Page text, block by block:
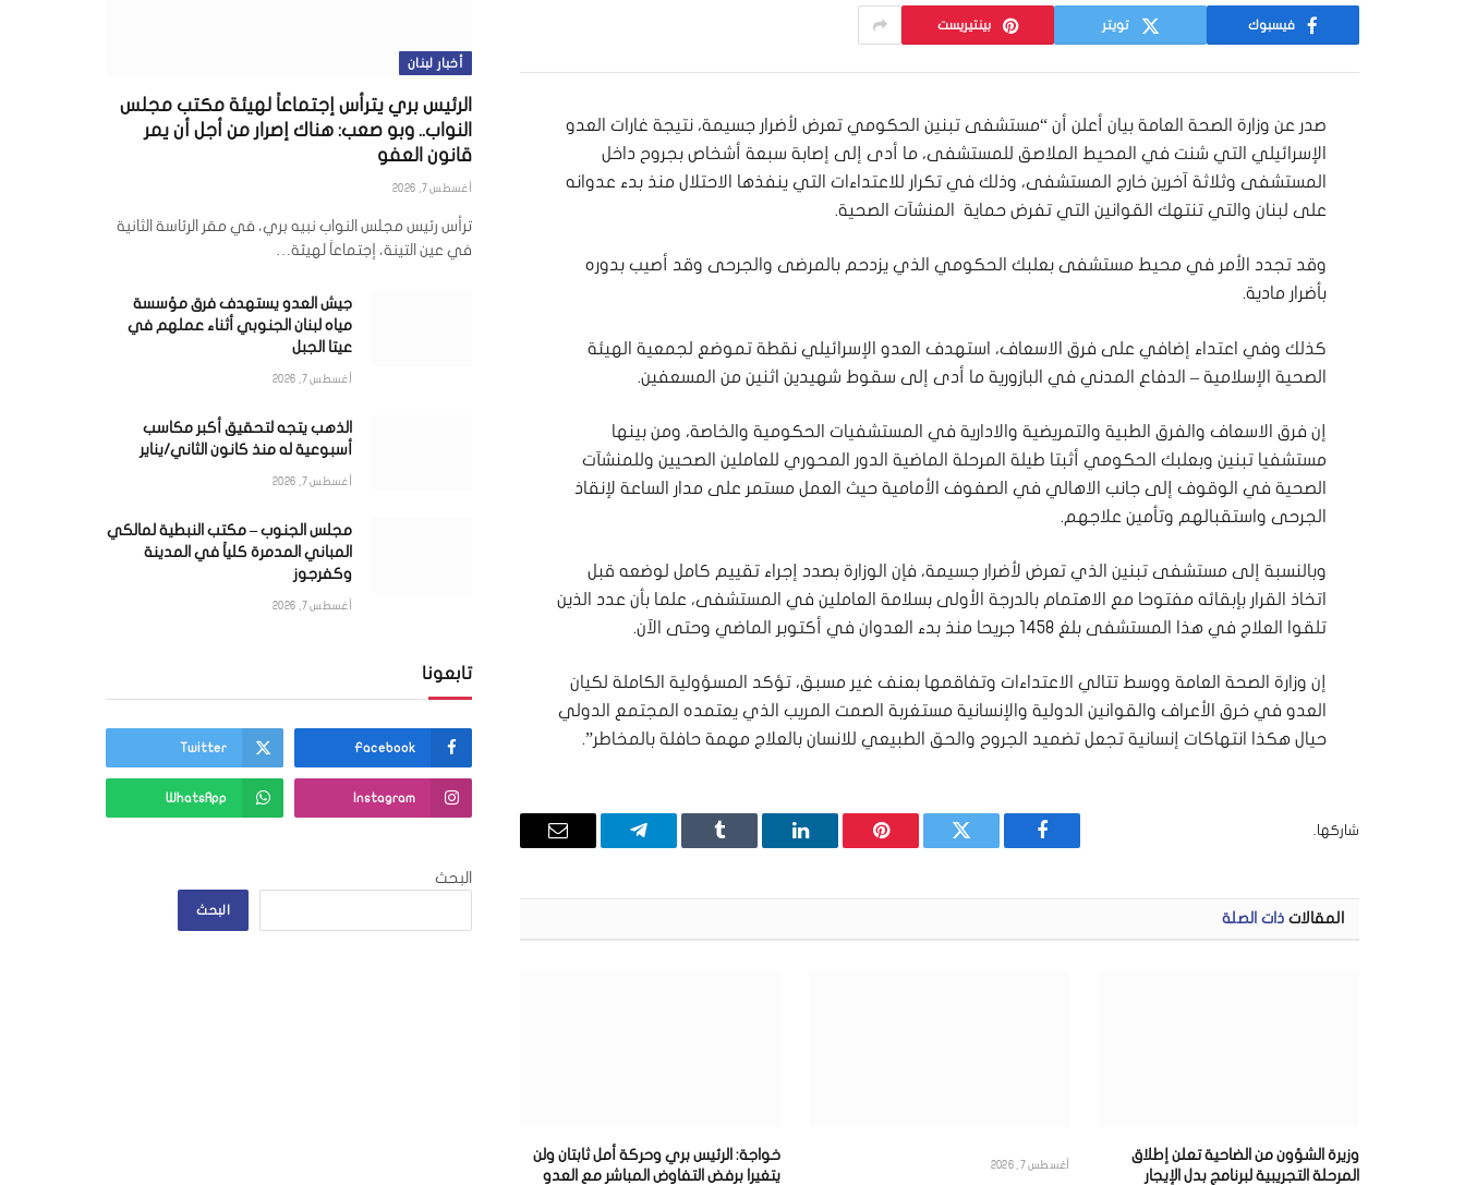
فيسبوك تويتر بينتيريست
صدر عن وزارة الصحة العامة بيان أعلن أن “مستشفى تبنين الحكومي تعرض لأضرار جسيمة، نتيجة غارات العدو
الإسرائيلي التي شنت في المحيط الملاصق للمستشفى، ما أدى إلى إصابة سبعة أشخاص بجروح داخل
المستشفى وثلاثة آخرين خارج المستشفى، وذلك في تكرار للاعتداءات التي ينفذها الاحتلال منذ بدء عدوانه
على لبنان والتي تنتهك القوانين التي تفرض حماية المنشآت الصحية.
وقد تجدد الأمر في محيط مستشفى بعلبك الحكومي الذي يزدحم بالمرضى والجرحى وقد أصيب بدوره
بأضرار مادية.
كذلك وفي اعتداء إضافي على فرق الاسعاف، استهدف العدو الإسرائيلي نقطة تموضع لجمعية الهيئة
الصحية الإسلامية – الدفاع المدني في البازورية ما أدى إلى سقوط شهيدين اثنين من المسعفين.
إن فرق الاسعاف والفرق الطبية والتمريضية والادارية في المستشفيات الحكومية والخاصة، ومن بينها
مستشفيا تبنين وبعلبك الحكومي أثبتا طيلة المرحلة الماضية الدور المحوري للعاملين الصحيين وللمنشآت
الصحية في الوقوف إلى جانب الاهالي في الصفوف الأمامية حيث العمل مستمر على مدار الساعة لإنقاذ
الجرحى واستقبالهم وتأمين علاجهم.
وبالنسبة إلى مستشفى تبنين الذي تعرض لأضرار جسيمة، فإن الوزارة بصدد إجراء تقييم كامل لوضعه قبل
اتخاذ القرار بإبقائه مفتوحا مع الاهتمام بالدرجة الأولى بسلامة العاملين في المستشفى، علما بأن عدد الذين
تلقوا العلاج في هذا المستشفى بلغ 1458 جريحا منذ بدء العدوان في أكتوبر الماضي وحتى الآن.
إن وزارة الصحة العامة ووسط تتالي الاعتداءات وتفاقمها بعنف غير مسبق، تؤكد المسؤولية الكاملة لكيان
العدو في خرق الأعراف والقوانين الدولية والإنسانية مستغربة الصمت المريب الذي يعتمده المجتمع الدولي
حيال هكذا انتهاكات إنسانية تجعل تضميد الجروح والحق الطبيعي للانسان بالعلاج مهمة حافلة بالمخاطر”.
شاركها.
فيسبوك تويتر بينتيريستلينكدإن Tumblr تيلقرام
البريد
الإلكتروني
المقالات ذات الصلة
وزيرة الشؤون من الضاحية تعلن إطلاق
المرحلة التجريبية لبرنامج بدل الإيجار
أغسطس 7, 2026
خواجة: الرئيس بري وحركة أمل ثابتان ولن
يتغيرا برفض التفاوض المباشر مع العدو
أخبار لبنان
الرئيس بري يترأس إجتماعاً لهيئة مكتب مجلس
النواب.. وبو صعب: هناك إصرار من أجل أن يمر
قانون العفو
أغسطس 7, 2026
ترأس رئيس مجلس النواب نبيه بري، في مقر الرئاسة الثانية
في عين التينة، إجتماعاً لهيئة…
جيش العدو يستهدف فرق مؤسسة
مياه لبنان الجنوبي أثناء عملهم في
عيتا الجبل
أغسطس 7, 2026
الذهب يتجه لتحقيق أكبر مكاسب
أسبوعية له منذ كانون الثاني/يناير
أغسطس 7, 2026
مجلس الجنوب – مكتب النبطية لمالكي
المباني المدمرة كلياً في المدينة
وكفرجوز
أغسطس 7, 2026
تابعونا
Facebook
Twitter
Instagram
WhatsApp
البحث
البحث